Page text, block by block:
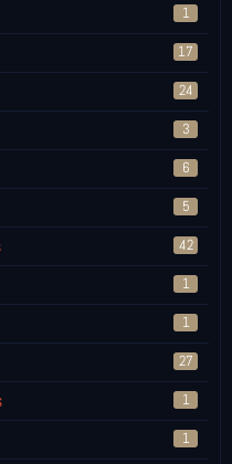
1
17
24
3
6
5
42
1
1
27
1
1